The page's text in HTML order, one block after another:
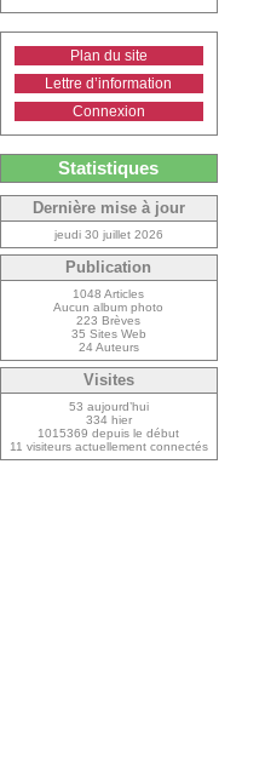
Plan du site
Lettre d’information
Connexion
Statistiques
Dernière mise à jour
jeudi 30 juillet 2026
Publication
1048 Articles
Aucun album photo
223 Brèves
35 Sites Web
24 Auteurs
Visites
53 aujourd’hui
334 hier
1015369 depuis le début
11 visiteurs actuellement connectés